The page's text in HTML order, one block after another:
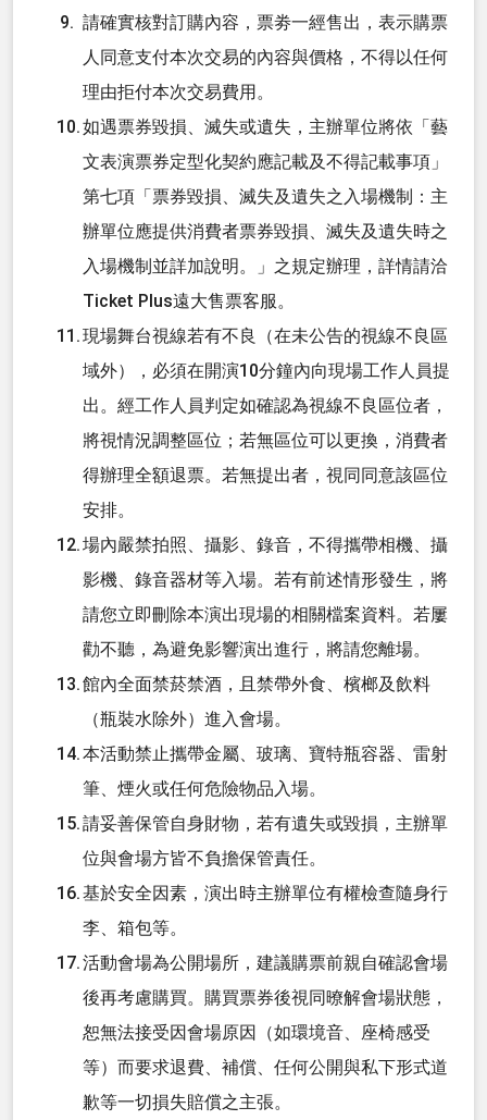
請確實核對訂購內容，票劵一經售出，表示購票
人同意支付本次交易的內容與價格，不得以任何
理由拒付本次交易費用。
如遇票券毀損、滅失或遺失，主辦單位將依「藝
文表演票券定型化契約應記載及不得記載事項」
第七項「票券毀損、滅失及遺失之入場機制：主
辦單位應提供消費者票券毀損、滅失及遺失時之
入場機制並詳加說明。」之規定辦理，詳情請洽
Ticket Plus遠大售票客服。
現場舞台視線若有不良（在未公告的視線不良區
域外），必須在開演10分鐘內向現場工作人員提
出。經工作人員判定如確認為視線不良區位者，
將視情況調整區位；若無區位可以更換，消費者
得辦理全額退票。若無提出者，視同同意該區位
安排。
場內嚴禁拍照、攝影、錄音，不得攜帶相機、攝
影機、錄音器材等入場。若有前述情形發生，將
請您立即刪除本演出現場的相關檔案資料。若屢
勸不聽，為避免影響演出進行，將請您離場。
館內全面禁菸禁酒，且禁帶外食、檳榔及飲料
（瓶裝水除外）進入會場。
本活動禁止攜帶金屬、玻璃、寶特瓶容器、雷射
筆、煙火或任何危險物品入場。
請妥善保管自身財物，若有遺失或毀損，主辦單
位與會場方皆不負擔保管責任。
基於安全因素，演出時主辦單位有權檢查隨身行
李、箱包等。
活動會場為公開場所，建議購票前親自確認會場
後再考慮購買。購買票券後視同暸解會場狀態，
恕無法接受因會場原因（如環境音、座椅感受
等）而要求退費、補償、任何公開與私下形式道
歉等一切損失賠償之主張。